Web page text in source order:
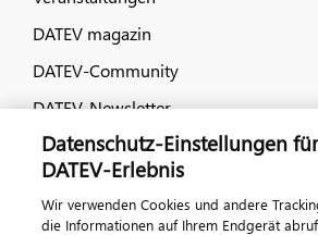
DATEV magazin
DATEV-Community
DATEV-Newsletter
Kontaktieren Sie uns
Datenschutz-Einstellungen
DATEV-Erlebnis
Wir verwenden Cookies und andere
die Informationen auf Ihrem Endgerät